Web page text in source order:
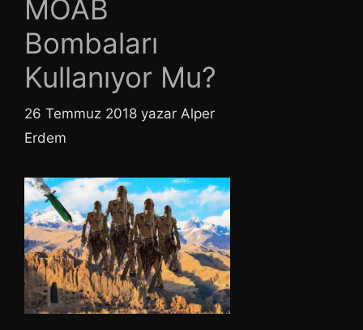
MOAB
Bombaları
Kullanıyor Mu?
26 Temmuz 2018 yazar Alper
Erdem